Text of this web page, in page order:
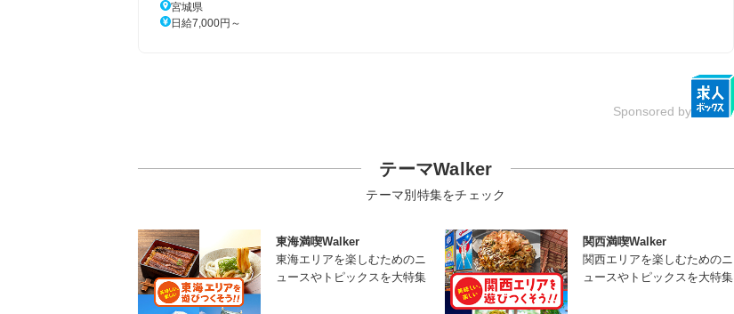
宮城県
日給7,000円～
Sponsored by
テーマWalker
テーマ別特集をチェック
東海満喫Walker
東海エリアを楽しむためのニ
ュースやトピックスを大特集
関西満喫Walker
関西エリアを楽しむためのニ
ュースやトピックスを大特集